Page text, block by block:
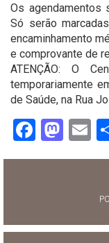
Os agendamentos
Só serão
encaminhamento
e comprovante de
ATENÇÃO: O
temporariamente
de Saúde, na Rua